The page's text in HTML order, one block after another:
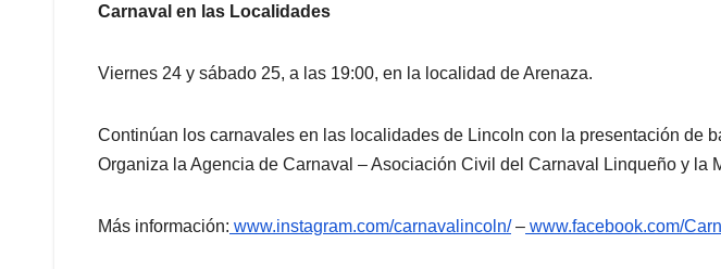
Carnaval en las Localidades
Viernes 24 y sábado 25, a las 19:00, en la localidad de Arenaza.
Continúan los carnavales en las localidades de Lincoln con la presentación de
Organiza la Agencia de Carnaval – Asociación Civil del Carnaval Linqueño y la
Más información: www.instagram.com/carnavalincoln/– www.facebook.com/